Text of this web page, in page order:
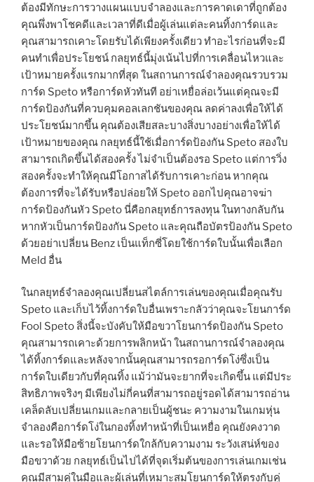
ต้องมีทักษะการวางแผนแบบจำลองและการคาดเดาที่ถูกต้อง
คุณพึ่งพาโชคดีและเวลาที่ดีเมื่อผู้เล่นแต่ละคนทิ้งการ์ดและ
คุณสามารถเคาะโดยรับได้เพียงครั้งเดียว ทำอะไรก่อนที่จะมี
คนทำเพื่อประโยชน์ กลยุทธ์นี้มุ่งเน้นไปที่การเคลื่อนไหวและ
เป้าหมายครั้งแรกมากที่สุด ในสถานการณ์จำลองคุณรวบรวม
การ์ด Speto หรือการ์ดหัวทันที อย่าเหยื่อล่อเว้นแต่คุณจะมี
การ์ดป้องกันที่ควบคุมคอลเลกชันของคุณ ลดค่าลงเพื่อให้ได้
ประโยชน์มากขึ้น คุณต้องเสียสละบางสิ่งบางอย่างเพื่อให้ได้
เป้าหมายของคุณ กลยุทธ์นี้ใช้เมื่อการ์ดป้องกัน Speto สองใบ
สามารถเกิดขึ้นได้สองครั้ง ไม่จำเป็นต้องรอ Speto แต่การวิ่ง
สองครั้งจะทำให้คุณมีโอกาสได้รับการเคาะก่อน หากคุณ
ต้องการที่จะได้รับหรือปล่อยให้ Speto ออกไปคุณอาจฆ่า
การ์ดป้องกันหัว Speto นี่คือกลยุทธ์การลงทุน ในทางกลับกัน
หากหัวเป็นการ์ดป้องกัน Speto และคุณถือบัตรป้องกัน Speto
ด้วยอย่าเปลี่ยน Benz เป็นแท็กซี่โดยใช้การ์ดใบนั้นเพื่อเลือก
Meld อื่น
ในกลยุทธ์จำลองคุณเปลี่ยนสไตล์การเล่นของคุณเมื่อคุณรับ
Speto และเก็บไว้ทิ้งการ์ดใบอื่นเพราะกลัวว่าคุณจะโยนการ์ด
Fool Speto สิ่งนี้จะบังคับให้มือขวาโยนการ์ดป้องกัน Speto
คุณสามารถเคาะด้วยการพลิกหน้า ในสถานการณ์จำลองคุณ
ได้ทิ้งการ์ดและหลังจากนั้นคุณสามารถรอการ์ดโง่ซึ่งเป็น
การ์ดใบเดียวกับที่คุณทิ้ง แม้ว่ามันจะยากที่จะเกิดขึ้น แต่มีประ
สิทธิภาพจริงๆ มีเพียงไม่กี่คนที่สามารถอยู่รอดได้สามารถอ่าน
เคล็ดลับเปลี่ยนเกมและกลายเป็นผู้ชนะ ความงามในเกมหุ่น
จำลองคือการ์ดโง่ในกองทิ้งทำหน้าที่เป็นเหยื่อ คุณยังคงวาด
และรอให้มือซ้ายโยนการ์ดใกล้กับความงาม ระวังเสน่ห์ของ
มือขวาด้วย กลยุทธ์เป็นไปได้ที่จุดเริ่มต้นของการเล่นเกมเช่น
คุณมีสามคู่ในมือและผู้เล่นที่เหมาะสมโยนการ์ดให้ตรงกับคู่